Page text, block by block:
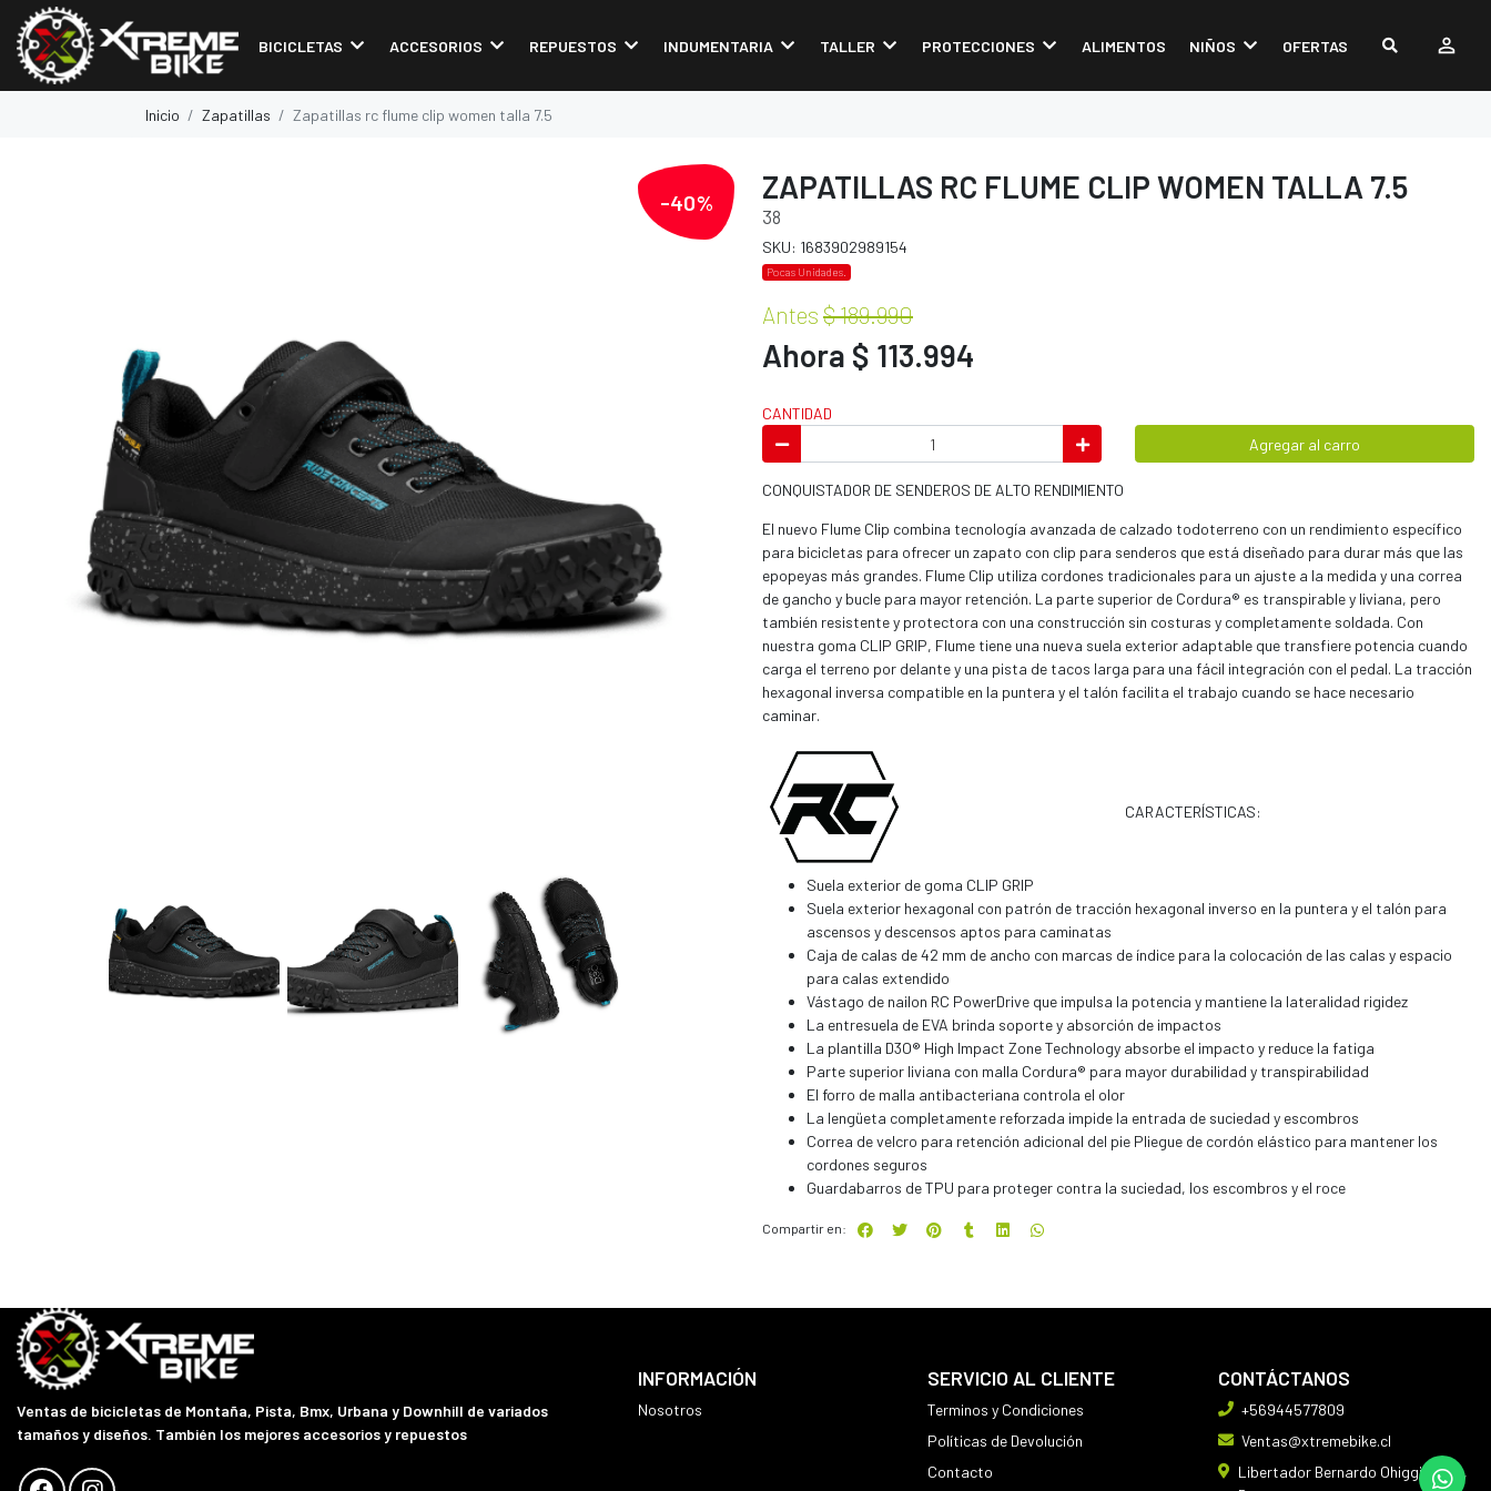
BICICLETAS ACCESORIOS REPUESTOS INDUMENTARIA TALLER PROTECCIONES ALIMENTOS NIÑOS OFERTAS
Inicio Zapatillas Zapatillas rc flume clip women talla 7.5
-40% ZAPATILLAS RC FLUME CLIP WOMEN TALLA 7.5
38
SKU: 1683902989154
Pocas Unidades.
Antes $ 189.990
Ahora $ 113.994
CANTIDAD
Agregar al carro
CONQUISTADOR DE SENDEROS DE ALTO RENDIMIENTO
El nuevo Flume Clip combina tecnología avanzada de calzado todoterreno con un rendimiento específico
para bicicletas para ofrecer un zapato con clip para senderos que está diseñado para durar más que las
epopeyas más grandes. Flume Clip utiliza cordones tradicionales para un ajuste a la medida y una correa
de gancho y bucle para mayor retención. La parte superior de Cordura® es transpirable y liviana, pero
también resistente y protectora con una construcción sin costuras y completamente soldada. Con
nuestra goma CLIP GRIP, Flume tiene una nueva suela exterior adaptable que transfiere potencia cuando
carga el terreno por delante y una pista de tacos larga para una fácil integración con el pedal. La tracción
hexagonal inversa compatible en la puntera y el talón facilita el trabajo cuando se hace necesario
caminar.
CARACTERÍSTICAS:
Suela exterior de goma CLIP GRIP
Suela exterior hexagonal con patrón de tracción hexagonal inverso en la puntera y el talón para
ascensos y descensos aptos para caminatas
Caja de calas de 42 mm de ancho con marcas de índice para la colocación de las calas y espacio
para calas extendido
Vástago de nailon RC PowerDrive que impulsa la potencia y mantiene la lateralidad rigidez
La entresuela de EVA brinda soporte y absorción de impactos
La plantilla D3O® High Impact Zone Technology absorbe el impacto y reduce la fatiga
Parte superior liviana con malla Cordura® para mayor durabilidad y transpirabilidad
El forro de malla antibacteriana controla el olor
La lengüeta completamente reforzada impide la entrada de suciedad y escombros
Correa de velcro para retención adicional del pie Pliegue de cordón elástico para mantener los
cordones seguros
Guardabarros de TPU para proteger contra la suciedad, los escombros y el roce
Compartir en:
Ventas de bicicletas de Montaña, Pista, Bmx, Urbana y Downhill de variados
tamaños y diseños. También los mejores accesorios y repuestos
INFORMACIÓN
Nosotros
SERVICIO AL CLIENTE
Terminos y Condiciones
Políticas de Devolución
Contacto
CONTÁCTANOS
+56944577809
Ventas@xtremebike.cl
Libertador Bernardo Ohiggins 410,